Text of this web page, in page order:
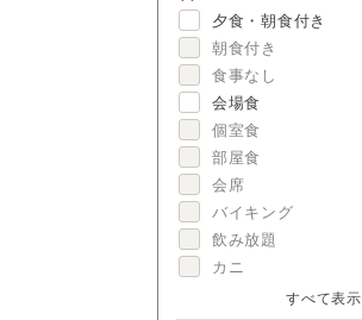
夕食・朝食付き
朝食付き
食事なし
会場食
個室食
部屋食
会席
バイキング
飲み放題
カニ
すべて表示